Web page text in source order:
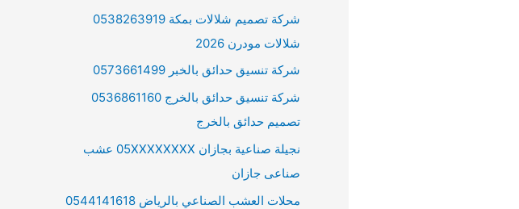
شركة تصميم شلالات بمكة 0538263919
شلالات مودرن 2026
شركة تنسيق حدائق بالخبر 0573661499
شركة تنسيق حدائق بالخرج 0536861160
تصميم حدائق بالخرج
نجيلة صناعية بجازان 05XXXXXXXX عشب
صناعى جازان
محلات العشب الصناعي بالرياض 0544141618